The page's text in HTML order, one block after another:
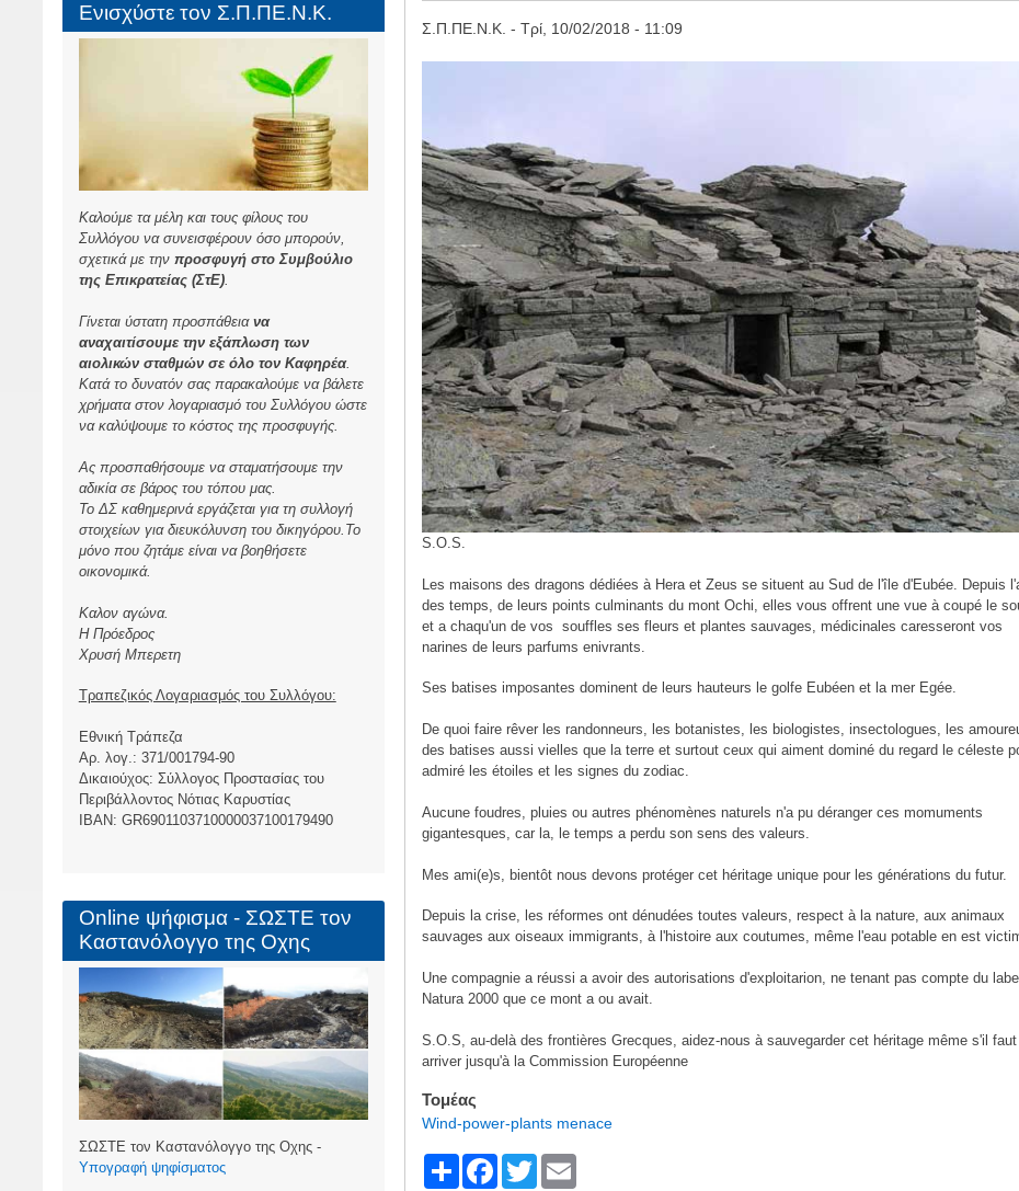
Σ.Π.ΠΕ.Ν.Κ. Τρί, 10/02/2018 - 11:09
S.O.S.
Les maisons des dragons dédiées à Hera et Zeus se situent au Sud de l'île d'Eubée. Depuis
des temps, de leurs points culminants du mont Ochi, elles vous offrent une vue à coupé le
et a chaqu'un de vos souffles ses fleurs et plantes sauvages, médicinales caresseront vos
narines de leurs parfums enivrants.
Ses batises imposantes dominent de leurs hauteurs le golfe Eubéen et la mer Egée.
De quoi faire rêver les randonneurs, les botanistes, les biologistes, insectologues, les
des batises aussi vielles que la terre et surtout ceux qui aiment dominé du regard le céleste
admiré les étoiles et les signes du zodiac.
Aucune foudres, pluies ou autres phénomènes naturels n'a pu déranger ces momuments
gigantesques, car la, le temps a perdu son sens des valeurs.
Mes ami(e)s, bientôt nous devons protéger cet héritage unique pour les générations du futur.
Depuis la crise, les réformes ont dénudées toutes valeurs, respect à la nature, aux animaux
sauvages aux oiseaux immigrants, à l'histoire aux coutumes, même l'eau potable en est
Une compagnie a réussi a avoir des autorisations d'exploitarion, ne tenant pas compte du label
Natura 2000 que ce mont a ou avait.
S.O.S, au-delà des frontières Grecques, aidez-nous à sauvegarder cet héritage même s'il faut
arriver jusqu'à la Commission Européenne
Τομέας
Wind-power-plants menace
S F T E
Ενισχύστε τον Σ.Π.ΠΕ.Ν.Κ.
Καλούμε τα μέλη και τους φίλους του
Συλλόγου να συνεισφέρουν όσο μπορούν,
σχετικά με την προσφυγή στο Συμβούλιο
της Επικρατείας (ΣτΕ).
Γίνεται ύστατη προσπάθεια να
αναχαιτίσουμε την εξάπλωση των
αιολικών σταθμών σε όλο τον Καφηρέα.
Κατά το δυνατόν σας παρακαλούμε να βάλετε
χρήματα στον λογαριασμό του Συλλόγου ώστε
να καλύψουμε το κόστος της προσφυγής.
Ας προσπαθήσουμε να σταματήσουμε την
αδικία σε βάρος του τόπου μας.
Το ΔΣ καθημερινά εργάζεται για τη συλλογή
στοιχείων για διευκόλυνση του δικηγόρου.Το
μόνο που ζητάμε είναι να βοηθήσετε
οικονομικά.
Καλον αγώνα.
Η Πρόεδρος
Χρυσή Μπερετη
Τραπεζικός Λογαριασμός του Συλλόγου:
Εθνική Τράπεζα
Αρ. λογ.: 371/001794-90
Δικαιούχος: Σύλλογος Προστασίας του
Περιβάλλοντος Νότιας Καρυστίας
ΙBAN: GR6901103710000037100179490
Online ψήφισμα - ΣΩΣΤΕ τον
Καστανόλογγο της Οχης
ΣΩΣΤΕ τον Καστανόλογγο της Οχης -
Υπογραφή ψηφίσματος